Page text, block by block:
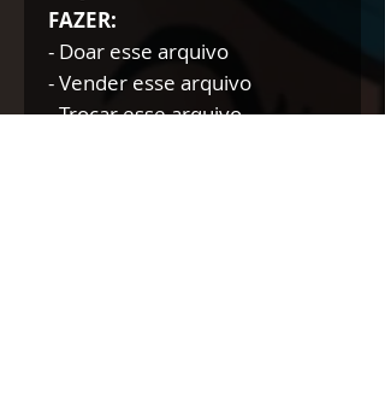
FAZER:
- Doar esse arquivo
- Vender esse arquivo
- Trocar esse arquivo